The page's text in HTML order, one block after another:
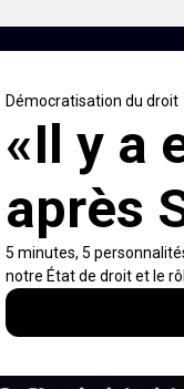
rapides
fils